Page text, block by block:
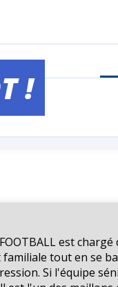
!
est
tout en se
Si l'équipe